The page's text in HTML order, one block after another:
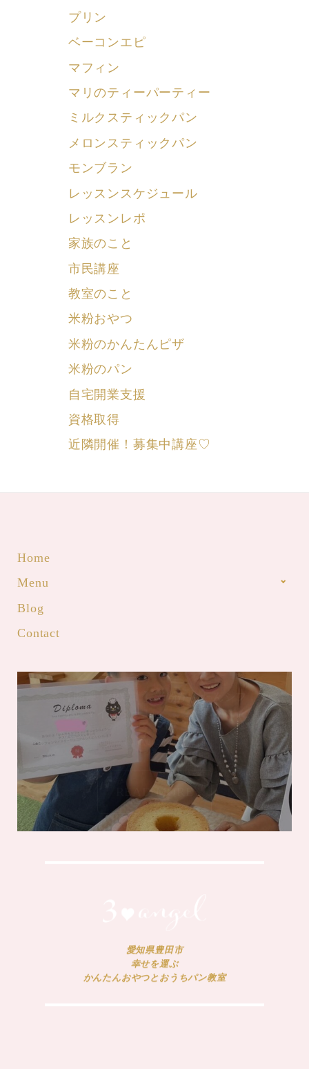
プリン
ベーコンエピ
マフィン
マリのティーパーティー
ミルクスティックパン
メロンスティックパン
モンブラン
レッスンスケジュール
レッスンレポ
家族のこと
市民講座
教室のこと
米粉おやつ
米粉のかんたんピザ
米粉のパン
自宅開業支援
資格取得
近隣開催！募集中講座♡
Home
Menu
Blog
Contact
【開催！認定！】米粉かんたんシフ
ォンマイスターJr.
mari 2023年8月11日
READ MORE
愛知県豊田市
幸せを運ぶ
かんたんおやつとおうちパン教室